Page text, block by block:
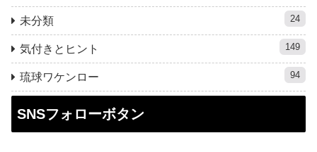
未分類 24
気付きとヒント 149
琉球ワケンロー 94
SNSフォローボタン